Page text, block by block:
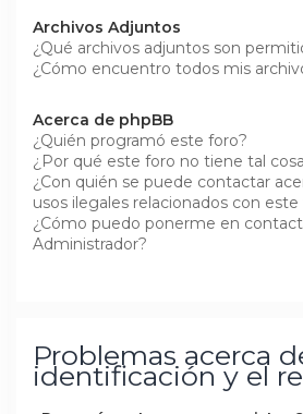
Archivos Adjuntos
¿Qué archivos adjuntos son
¿Cómo encuentro todos mis
Acerca de phpBB
¿Quién programó este foro?
¿Por qué este foro no tiene tal
¿Con quién se puede contactar
usos ilegales relacionados con este
¿Cómo puedo ponerme en
Administrador?
Problemas acerca
identificación y el